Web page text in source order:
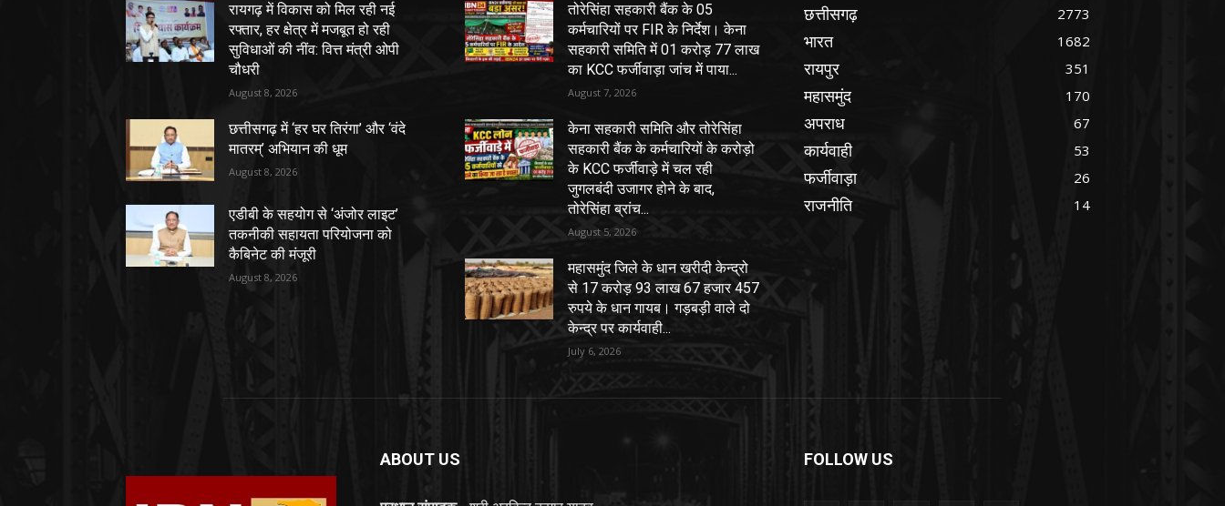
रायगढ़ में विकास को मिल रही नई
रफ्तार, हर क्षेत्र में मजबूत हो रही
सुविधाओं की नींव: वित्त मंत्री ओपी
चौधरी
August 8, 2026
छत्तीसगढ़ में ‘हर घर तिरंगा’ और ‘वंदे
मातरम्’ अभियान की धूम
August 8, 2026
एडीबी के सहयोग से ‘अंजोर लाइट’
तकनीकी सहायता परियोजना को
कैबिनेट की मंजूरी
August 8, 2026
तोरेसिंहा सहकारी बैंक के 05
कर्मचारियों पर FIR के निर्देश। केना
सहकारी समिति में 01 करोड़ 77 लाख
का KCC फर्जीवाड़ा जांच में पाया...
August 7, 2026
केना सहकारी समिति और तोरेसिंहा
सहकारी बैंक के कर्मचारियों के करोड़ो
के KCC फर्जीवाड़े में चल रही
जुगलबंदी उजागर होने के बाद,
तोरेसिंहा ब्रांच...
August 5, 2026
महासमुंद जिले के धान खरीदी केन्द्रो
से 17 करोड़ 93 लाख 67 हजार 457
रुपये के धान गायब। गड़बड़ी वाले दो
केन्द्र पर कार्यवाही...
July 6, 2026
छत्तीसगढ़ 2773
भारत 1682
रायपुर 351
महासमुंद 170
अपराध 67
कार्यवाही 53
फर्जीवाड़ा 26
राजनीति 14
ABOUT US FOLLOW US